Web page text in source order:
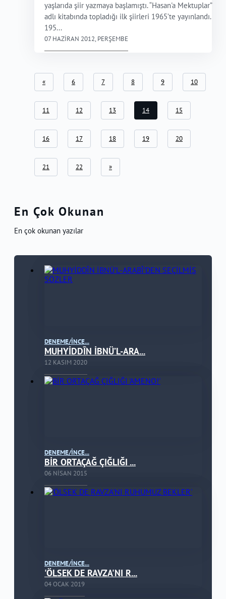
yaşlarıda şiir yazmaya başlamıştı. “Hasan'a Mektuplar”
adlı kitabında topladığı ilk şiirleri 1965’te yayınlandı.
195...
07 HAZIRAN 2012, PERŞEMBE
« 6 7 8 9 10
11 12 13 14 15
16 17 18 19 20
21 22 »
En Çok Okunan
En çok okunan yazılar
DENEME/İNCE...
MUHYİDDÎN İBNÜ’L-ARA...
12 KASIM 2020
DENEME/İNCE...
BİR ORTAÇAĞ ÇIĞLIĞI ...
06 NISAN 2015
DENEME/İNCE...
'ÖLSEK DE RAVZA'NI R...
04 OCAK 2019